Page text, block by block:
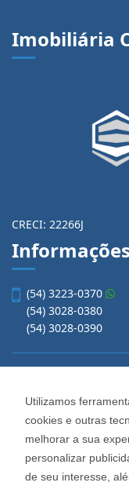
Utilizamos
cookies e outras
melhorar a sua
personalizar
de seu interesse,
Imobiliária
CRECI: 22266J
(54) 3223-0370
(54) 3028-0380
(54) 3028-0390
Imobiliária
Rua Os Dezoito
Caxias do Sul -